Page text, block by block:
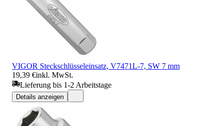
VIGOR Steckschlüsseleinsatz, V7471L-7, SW 7 mm
19,39 €inkl. MwSt.
Lieferung bis 1-2 Arbeitstage
Details anzeigen